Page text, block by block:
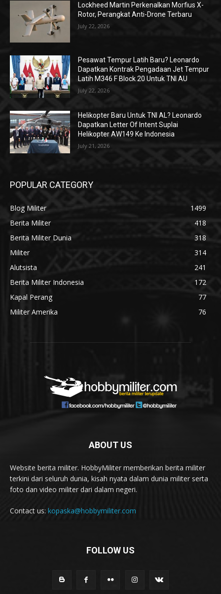
Lockheed Martin Perkenalkan Morfius X-
Rotor, Perangkat Anti-Drone Terbaru
July 22, 2026
Pesawat Tempur Latih Baru? Leonardo
Dapatkan Kontrak Pengadaan Jet Tempur
Latih M346 F Block 20 Untuk TNI AU
July 22, 2026
Helikopter Baru Untuk TNI AL? Leonardo
Dapatkan Letter Of Intent Suplai
Helikopter AW149 Ke Indonesia
July 21, 2026
POPULAR CATEGORY
Blog Militer
1499
Berita Militer
418
Berita Militer Dunia
318
Militer
314
Alutsista
241
Berita Militer Indonesia
172
Kapal Perang
77
Militer Amerika
76
ABOUT US
Website berita militer. HobbyMiliter memberikan berita militer
terkini dari seluruh dunia, kisah nyata dalam dunia militer serta
foto dan video militer dari dalam negeri.
Contact us: kopaska@hobbymiliter.com
FOLLOW US